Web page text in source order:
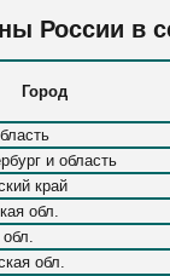
России в
Город
и область
край
обл.
обл.